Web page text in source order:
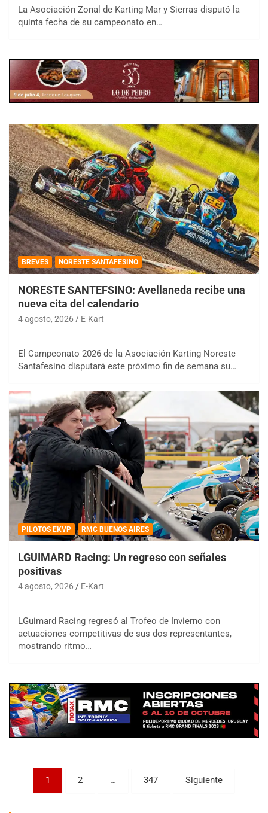
La Asociación Zonal de Karting Mar y Sierras disputó la
quinta fecha de su campeonato en…
BREVES NORESTE SANTAFESINO
NORESTE SANTEFSINO: Avellaneda recibe una
nueva cita del calendario
4 agosto, 2026 E-Kart
El Campeonato 2026 de la Asociación Karting Noreste
Santafesino disputará este próximo fin de semana su…
PILOTOS EKVP RMC BUENOS AIRES
LGUIMARD Racing: Un regreso con señales
positivas
4 agosto, 2026 E-Kart
LGuimard Racing regresó al Trofeo de Invierno con
actuaciones competitivas de sus dos representantes,
mostrando ritmo…
Paginación
1 2 … 347 Siguiente
COBERTURA ESPECIAL DE E-KART.COM.AR
08/09-AGO
Baradero (Buenos Aires)
KDO - F6
Ciudad de Trenque Lauquen (Asfalto)
Trenque Lauquen (Buenos Aires)
Villaguay (Entre Ríos)